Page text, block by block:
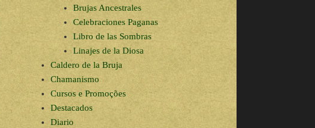
Brujas Ancestrales
Celebraciones Paganas
Libro de las Sombras
Linajes de la Diosa
Caldero de la Bruja
Chamanismo
Cursos e Promoções
Destacados
Diario